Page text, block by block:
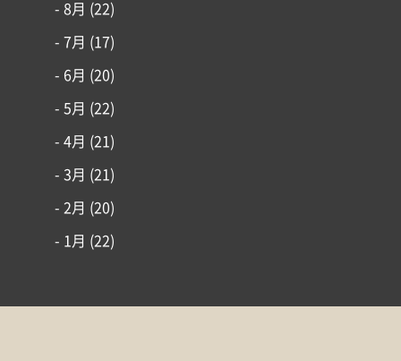
- 8月 (22)
- 7月 (17)
- 6月 (20)
- 5月 (22)
- 4月 (21)
- 3月 (21)
- 2月 (20)
- 1月 (22)